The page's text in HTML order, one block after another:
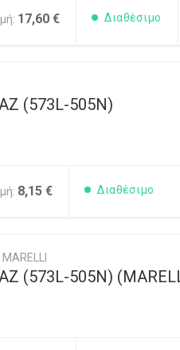
17,60 € Διαθέσιμο
(573L-505N)
8,15 € Διαθέσιμο
(573L-505N)